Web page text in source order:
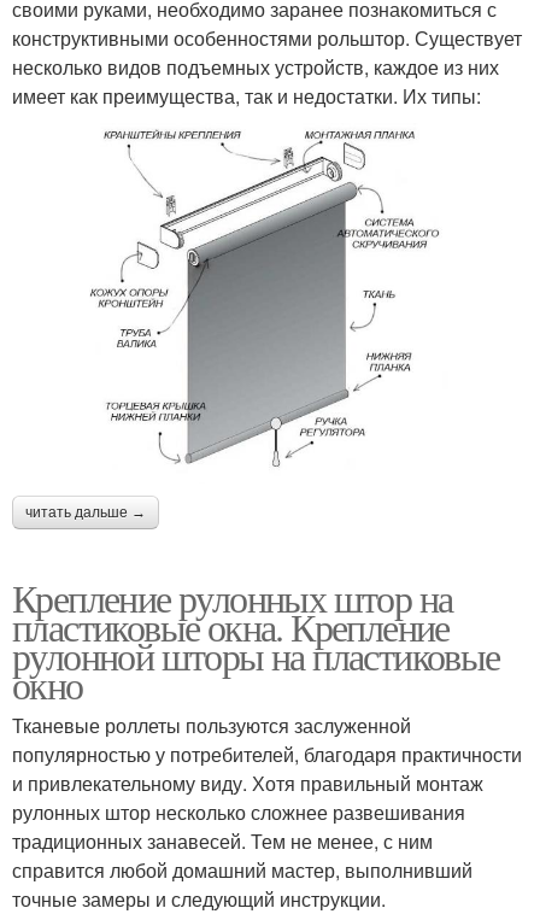
своими руками, необходимо заранее познакомиться с
конструктивными особенностями рольштор. Существует
несколько видов подъемных устройств, каждое из них
имеет как преимущества, так и недостатки. Их типы:
читать дальше →
Крепление рулонных штор на
пластиковые окна. Крепление
рулонной шторы на пластиковые
окно
Тканевые роллеты пользуются заслуженной
популярностью у потребителей, благодаря практичности
и привлекательному виду. Хотя правильный монтаж
рулонных штор несколько сложнее развешивания
традиционных занавесей. Тем не менее, с ним
справится любой домашний мастер, выполнивший
точные замеры и следующий инструкции.